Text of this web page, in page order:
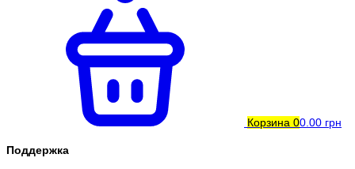
Корзина 00.00 грн
Поддержка